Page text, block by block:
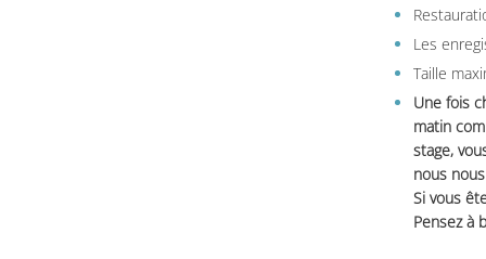
Les
Taille
Une fois
matin
stage,
nous
Si vous
Pensez à